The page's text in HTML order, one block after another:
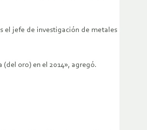
el jefe de investigación de metales
oro) en el 2014», agregó.